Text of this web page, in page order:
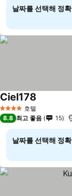
날짜를 선택해 정
4 성급 호텔
Ciel178
8.8 최고 좋음 15
날짜를 선택해 정